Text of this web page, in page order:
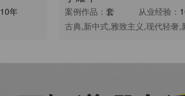
10年
案例作品： 套 从业经验：